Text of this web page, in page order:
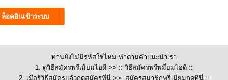
ท่านยังไม่มีรหัสใช่ไหม ทำตามคำแนะนำเรา
1. ดูวิธีสมัครพรีเมี่ยมไอดี >> :: วิธีสมัครพรีพมี่ยมไอดี ::
2. เมื่อรู้วิธีสมัครแล้วกดสมัครที่นี่ >>::สมัครสมาชิกพรีเมี่ยมกดที่นี่ ::